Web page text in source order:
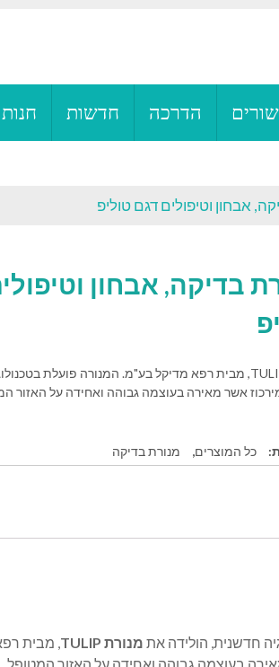
הדרכה חדשות חנות
אבחון וטיפולים דגם טוליפ
בדיקה, אבחון
אשר מאירה בעוצמה גבוהה ואחידה על האזור
כל המוצרים, מנורת בדיקה
חדשנית, הולידה את מנורת TULIP
, מבית